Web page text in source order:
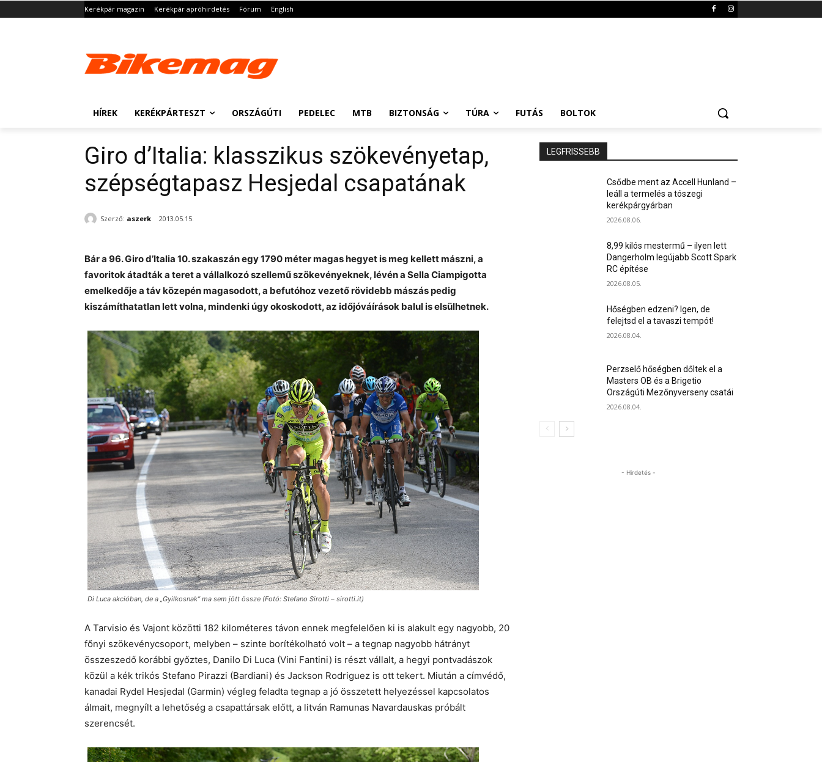
Kerékpár magazin Kerékpár apróhirdetés Fórum English
HÍREK KERÉKPÁRTESZT ORSZÁGÚTI PEDELEC MTB BIZTONSÁG TÚRA FUTÁS BOLTOK
Giro d’Italia: klasszikus szökevényetap,
szépségtapasz Hesjedal csapatának
Szerző: aszerk 2013.05.15.
Bár a 96. Giro d’Italia 10. szakaszán egy 1790 méter magas hegyet is meg kellett mászni, a
favoritok átadták a teret a vállalkozó szellemű szökevényeknek, lévén a Sella Ciampigotta
emelkedője a táv közepén magasodott, a befutóhoz vezető rövidebb mászás pedig
kiszámíthatatlan lett volna, mindenki úgy okoskodott, az időjóváírások balul is elsülhetnek.
Di Luca akcióban, de a „Gyilkosnak” ma sem jött össze (Fotó: Stefano Sirotti – sirotti.it)
A Tarvisio és Vajont közötti 182 kilométeres távon ennek megfelelően ki is alakult egy nagyobb, 20
főnyi szökevénycsoport, melyben – szinte borítékolható volt – a tegnap nagyobb hátrányt
összeszedő korábbi győztes, Danilo Di Luca (Vini Fantini) is részt vállalt, a hegyi pontvadászok
közül a kék trikós Stefano Pirazzi (Bardiani) és Jackson Rodriguez is ott tekert. Miután a címvédő,
kanadai Rydel Hesjedal (Garmin) végleg feladta tegnap a jó összetett helyezéssel kapcsolatos
álmait, megnyílt a lehetőség a csapattársak előtt, a litván Ramunas Navardauskas próbált
szerencsét.
LEGFRISSEBB
Csődbe ment az Accell Hunland –
leáll a termelés a tószegi
kerékpárgyárban
2026.08.06.
8,99 kilós mestermű – ilyen lett
Dangerholm legújabb Scott Spark
RC építése
2026.08.05.
Hőségben edzeni? Igen, de
felejtsd el a tavaszi tempót!
2026.08.04.
Perzselő hőségben dőltek el a
Masters OB és a Brigetio
Országúti Mezőnyverseny csatái
2026.08.04.
- Hirdetés -